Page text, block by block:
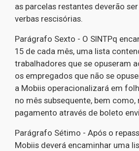
as parcelas restantes deverão
verbas rescisórias.
Parágrafo Sexto - O SINTPq
15 de cada mês, uma lista
trabalhadores que se opuseram
os empregados que não se
a Mobiis operacionalizará em
no mês subsequente, bem como,
pagamento através de boleto
Parágrafo Sétimo - Após o
Mobiis deverá encaminhar uma